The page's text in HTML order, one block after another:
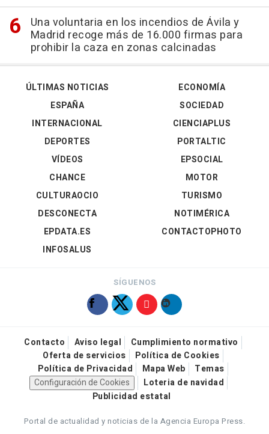
Una voluntaria en los incendios de Ávila y
Madrid recoge más de 16.000 firmas para
prohibir la caza en zonas calcinadas
ÚLTIMAS NOTICIAS
ESPAÑA
INTERNACIONAL
DEPORTES
VÍDEOS
ECONOMÍA
SOCIEDAD
CIENCIAPLUS
PORTALTIC
EPSOCIAL
CHANCE
CULTURAOCIO
DESCONECTA
EPDATA.ES
INFOSALUS
MOTOR
TURISMO
NOTIMÉRICA
CONTACTOPHOTO
SÍGUENOS
Contacto Aviso legal
Cumplimiento normativo
Oferta de servicios
Política de Cookies
Política de Privacidad
Mapa Web
Temas
Configuración de Cookies
Loteria de navidad
Publicidad estatal
Portal de actualidad y noticias de la Agencia Europa Press.